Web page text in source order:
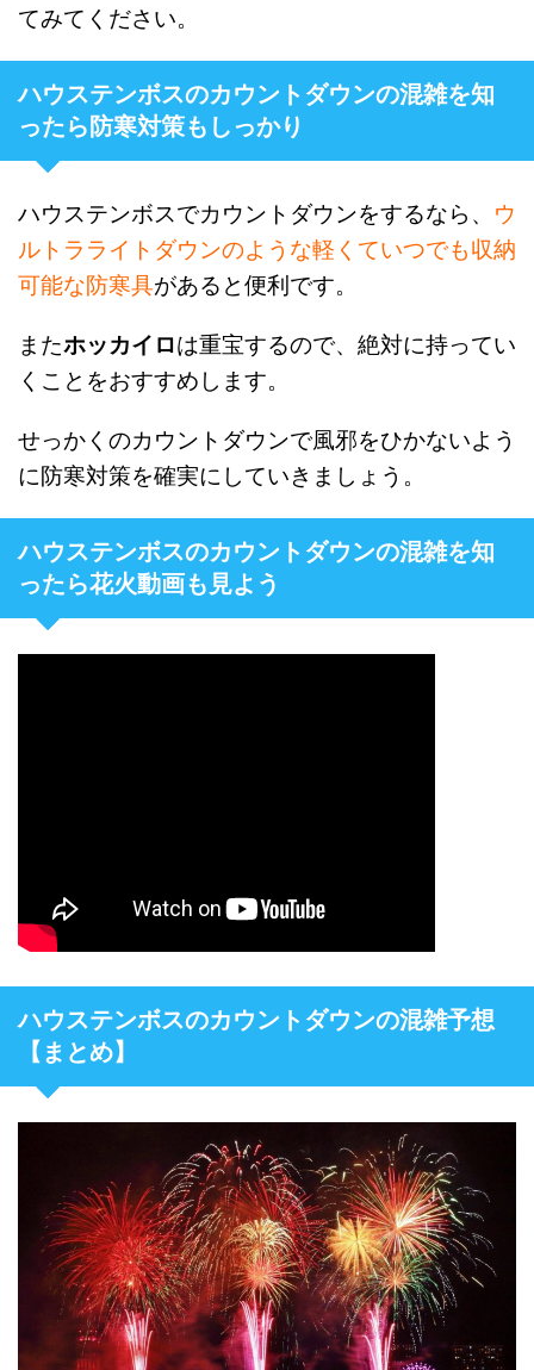
てみてください。
ハウステンボスのカウントダウンの混雑を知
ったら防寒対策もしっかり
ハウステンボスでカウントダウンをするなら、 ウ
ルトラライトダウンのような軽くていつでも収納
可能な防寒具があると便利です。
またホッカイロは重宝するので、絶対に持ってい
くことをおすすめします。
せっかくのカウントダウンで風邪をひかないよう
に防寒対策を確実にしていきましょう。
ハウステンボスのカウントダウンの混雑を知
ったら花火動画も見よう
ハウステンボスのカウントダウンの混雑予想
【まとめ】